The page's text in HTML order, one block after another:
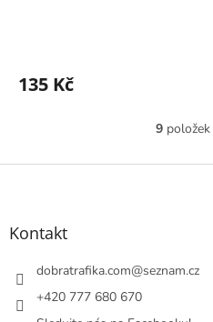
135 Kč
l
9položek
Z
Kontakt
dobratrafika.com@seznam.cz
+420 777 680 670